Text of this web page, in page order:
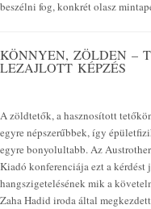
beszélni fog, konkrét olasz
KÖNNYEN, ZÖLDEN –
LEZAJLOTT KÉPZÉS
A zöldtetők, a hasznosított
egyre népszerűbbek, így
egyre bonyolultabb. Az
Kiadó konferenciája ezt a
hangszigetelésének mik a
Zaha Hadid iroda által